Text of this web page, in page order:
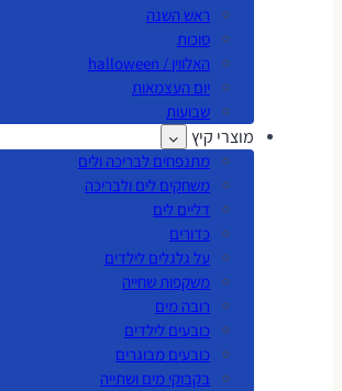
ראש השנה
סוכות
האלווין / halloween
יום העצמאות
שבועות
מוצרי קיץ
מתנפחים לבריכה ולים
משחקים לים ולבריכה
דליים לים
כדורים
על גלגלים לילדים
משקפות שחייה
רובה מים
כובעים לילדים
כובעים מבוגרים
בקבוקי מים ושתייה